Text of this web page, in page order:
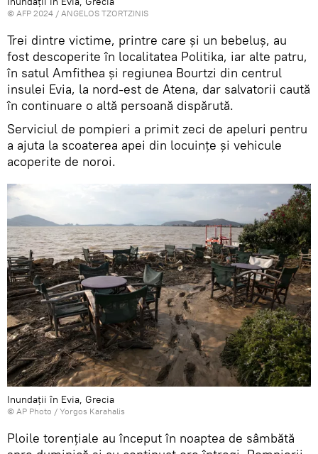
© AFP 2024 / ANGELOS TZORTZINIS
Trei dintre victime, printre care şi un bebeluş, au
fost descoperite în localitatea Politika, iar alte patru,
în satul Amfithea şi regiunea Bourtzi din centrul
insulei Evia, la nord-est de Atena, dar salvatorii caută
în continuare o altă persoană dispărută.
Serviciul de pompieri a primit zeci de apeluri pentru
a ajuta la scoaterea apei din locuinţe şi vehicule
acoperite de noroi.
Inundații în Evia, Grecia
© AP Photo / Yorgos Karahalis
Ploile torențiale au început în noaptea de sâmbătă